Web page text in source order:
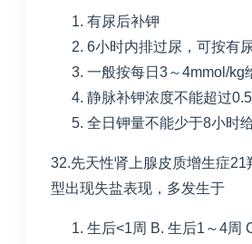
有尿后补钾
6小时内排过尿，可按有
一般按每日 3～4mmol/kg
静脉补钾浓度不能超过
全日钾量不能少于8小时
32.先天性肾上腺皮质增生症21
型出现失盐表现，多发生于
生后<1周 B. 生后1 ～4周